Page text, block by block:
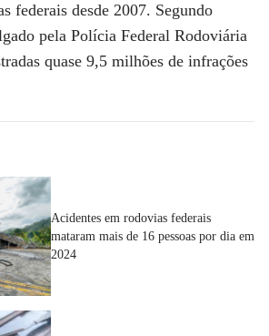
federais desde 2007. Segundo
pela Polícia Federal Rodoviária
quase 9,5 milhões de infrações
Acidentes em rodovias federais
mataram mais de 16 pessoas por dia em
2024